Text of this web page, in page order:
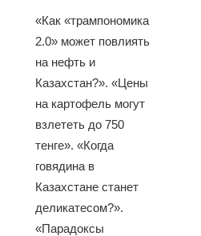
«Как «трампономика
2.0» может повлиять
на нефть и
Казахстан?». «Цены
на картофель могут
взлететь до 750
тенге». «Когда
говядина в
Казахстане станет
деликатесом?».
«Парадоксы